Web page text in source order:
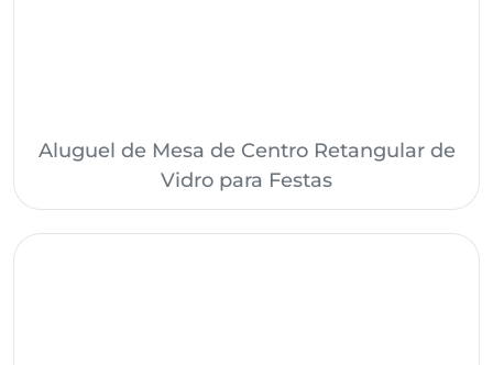
Aluguel de Mesa de Centro Retangular de
Vidro para Festas